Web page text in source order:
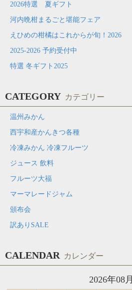
2026特選 夏ギフト
河内晩柑まるごと堪能フェア
えひめの柑橘はこれからが旬！2026
2025-2026 予約受付中
特選 冬ギフト2025
CATEGORY カテゴリー
温州みかん
西宇和産かんきつ各種
冷凍みかん 冷凍フルーツ
ジュース 飲料
フルーツ大福
マーマレードジャム
頒布会
訳ありSALE
CALENDAR カレンダー
2026年08月